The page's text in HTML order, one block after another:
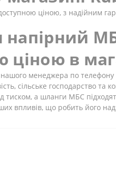
ціною, з надійним
ціною в
менеджера по телефону
сільське господарство
тиском, а шланги МБС
впливів, що робить його